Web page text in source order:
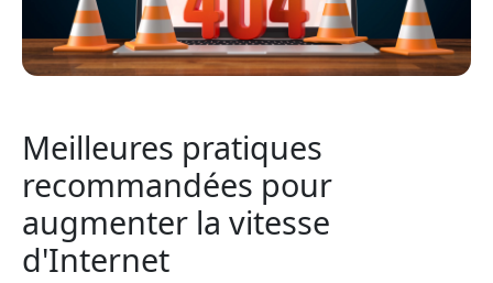
Meilleures pratiques
recommandées pour
augmenter la vitesse
d'Internet